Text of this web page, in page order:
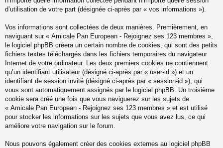
d’utilisation de votre part (désignée ci-après par « vos informations »).
Vos informations sont collectées de deux manières. Premièrement, en
naviguant sur « Amicale Pan European - Rejoignez ses 123 membres »,
le logiciel phpBB créera un certain nombre de cookies, qui sont des petits
fichiers textes téléchargés dans les fichiers temporaires du navigateur
Internet de votre ordinateur. Les deux premiers cookies ne contiennent
qu’un identifiant utilisateur (désigné ci-après par « user-id ») et un
identifiant de session invité (désigné ci-après par « session-id »), qui
vous sont automatiquement assignés par le logiciel phpBB. Un troisième
cookie sera créé une fois que vous naviguerez sur les sujets de
« Amicale Pan European - Rejoignez ses 123 membres » et est utilisé
pour stocker les informations sur les sujets que vous avez lus, ce qui
améliore votre navigation sur le forum.
Nous pouvons également créer des cookies externes au logiciel phpBB